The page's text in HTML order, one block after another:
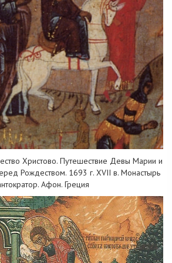
Христово. Путешествие Девы Марии и
Рождеством. 1693 г. XVII в. Монастырь
Афон. Греция